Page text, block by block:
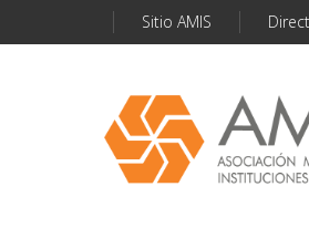
Sitio AMIS